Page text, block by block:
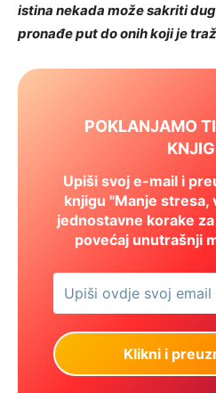
istina nekada može sakriti
pronađe put do onih koji je
POKLANJAMO
Upiši svoj e-mail i
knjigu "Manje stresa,
jednostavne korake
povećaj unutrašnji